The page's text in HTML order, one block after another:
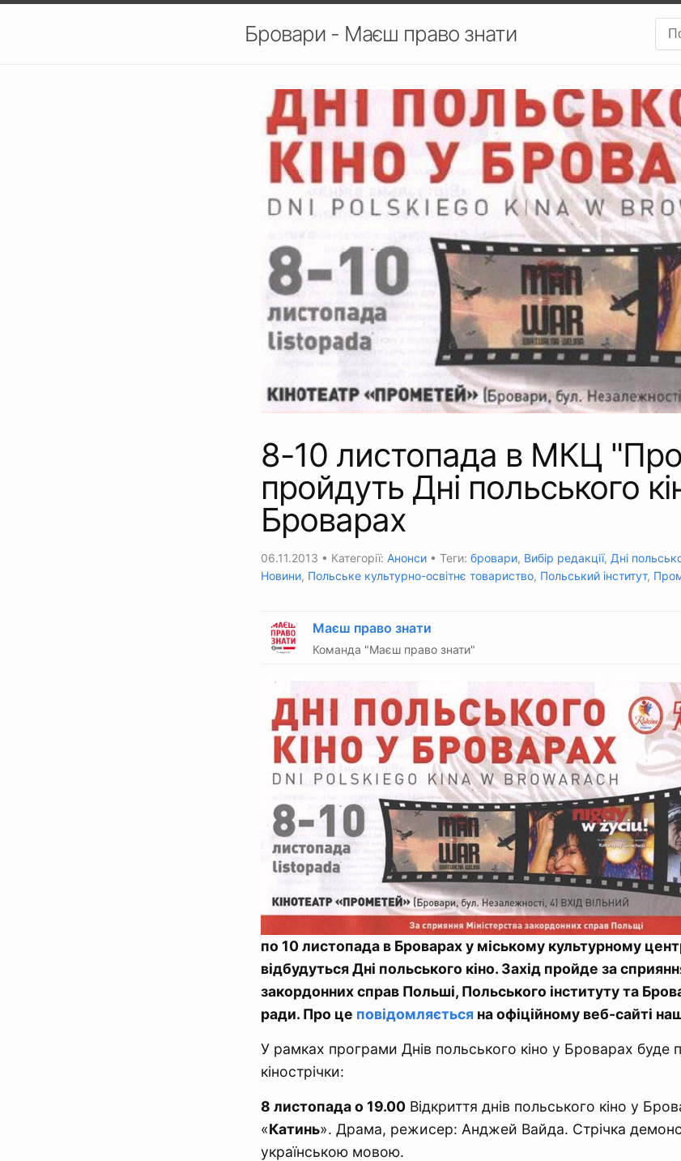
Бровари - Маєш право знати
8-10 листопада в МКЦ
пройдуть Дні польського
Броварах
06.11.2013 • Категорії: Анонси • Теги: бровари, Вибір редакції, Дні
Новини, Польське культурно-освітнє товариство, Польський інститут,
Маєш право знати
Команда "Маєш право знати"
по 10 листопада в Броварах у міському культурному
відбудуться Дні польського кіно. Захід пройде за
закордонних справ Польші, Польського інституту та
ради. Про це повідомляється на офіційному веб-сайті
У рамках програми Днів польського кіно у Броварах буде
кінострічки:
8 листопада о 19.00 Відкриття днів польського кіно у
«Катинь». Драма, режисер: Анджей Вайда. Стрічка
українською мовою.